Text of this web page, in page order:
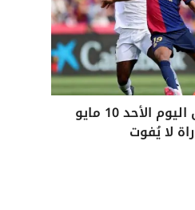
كلاسيكو الأرض اليوم الأحد 10 مايو